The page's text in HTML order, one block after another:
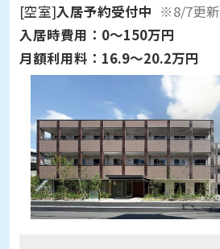
[空室]入居予約受付中 ※8/7更新
入居時費用： 0～150万円
月額利用料： 16.9～20.2万円